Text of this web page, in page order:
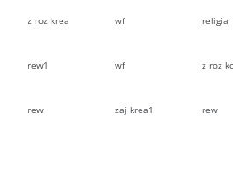
z roz krea wf religia
rew1 wf z roz
rew zaj krea1 rew